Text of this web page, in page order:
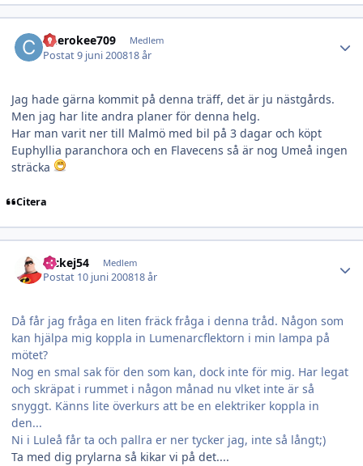
Cherokee709 Medlem
Postat9 juni 200818 år
Jag hade gärna kommit på denna träff, det är ju nästgårds.
Men jag har lite andra planer för denna helg.
Har man varit ner till Malmö med bil på 3 dagar och köpt
Euphyllia paranchora och en Flavecens så är nog Umeå ingen
sträcka
Citera
nickej54 Medlem
Postat 10 juni 200818 år
Då får jag fråga en liten fräck fråga i denna tråd. Någon som
kan hjälpa mig koppla in Lumenarcflektorn i min lampa på
mötet?
Nog en smal sak för den som kan, dock inte för mig. Har legat
och skräpat i rummet i någon månad nu vlket inte är så
snyggt. Känns lite överkurs att be en elektriker koppla in
den...
Ni i Luleå får ta och pallra er ner tycker jag, inte så långt;)
Ta med dig prylarna så kikar vi på det....